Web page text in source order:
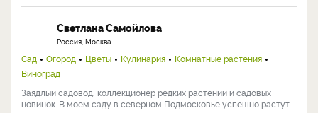
Светлана Самойлова
Россия, Москва
Сад Огород Цветы Кулинария
Комнатные растения
Виноград
Заядлый садовод, коллекционер редких растений и садовых
новинок. В моем саду в северном Подмосковье успешно растут ...